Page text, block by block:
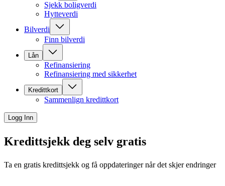
Sjekk boligverdi
Hytteverdi
Bilverdi
Finn bilverdi
Lån
Refinansiering
Refinansiering med sikkerhet
Kredittkort
Sammenlign kredittkort
Logg Inn
Kredittsjekk deg selv gratis
Ta en gratis kredittsjekk og få oppdateringer når det skjer endringer